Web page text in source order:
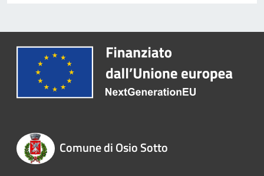
Comune di Osio Sotto